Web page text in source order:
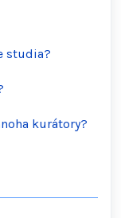
studia?
kurátory?